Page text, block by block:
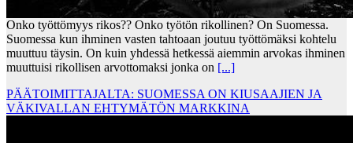
Onko työttömyys rikos?? Onko työtön rikollinen? On Suomessa.
Suomessa kun ihminen vasten tahtoaan joutuu työttömäksi kohtelu
muuttuu täysin. On kuin yhdessä hetkessä aiemmin arvokas ihminen
muuttuisi rikollisen arvottomaksi jonka on [...]
PÄÄTOIMITTAJALTA: SUOMESSA ON KIUSAAJIEN JA
VÄKIVALLAN EHTYMÄTÖN MARKKINA